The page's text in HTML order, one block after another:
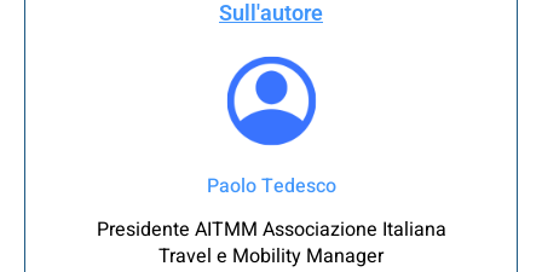
Sull'autore
Paolo Tedesco
Presidente AITMM Associazione Italiana
Travel e Mobility Manager